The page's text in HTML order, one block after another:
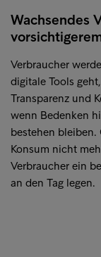
Wachsendes
Verbraucher
digitale Tools
Transparenz und
wenn Bedenken
bestehen
Konsum nicht
Verbraucher ein
an den Tag legen.